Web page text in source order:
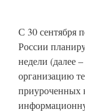
С 30 сентября
России
недели (далее
организацию
приуроченных